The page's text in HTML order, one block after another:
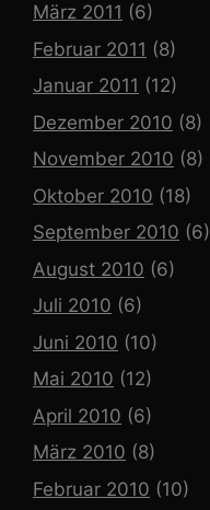
März 2011 (6)
Februar 2011 (8)
Januar 2011 (12)
Dezember 2010 (8)
November 2010 (8)
Oktober 2010 (18)
September 2010 (6)
August 2010 (6)
Juli 2010 (6)
Juni 2010 (10)
Mai 2010 (12)
April 2010 (6)
März 2010 (8)
Februar 2010 (10)